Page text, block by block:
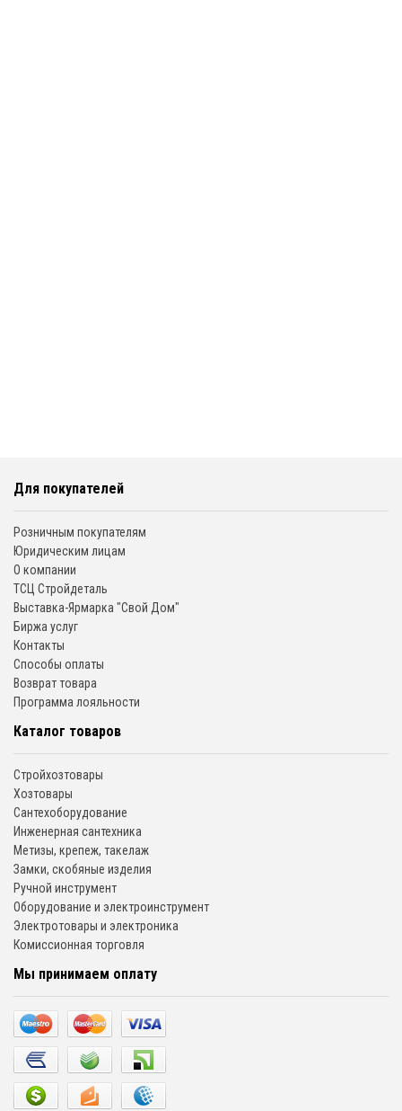
Для покупателей
Розничным покупателям
Юридическим лицам
О компании
ТСЦ Стройдеталь
Выставка-Ярмарка "Свой Дом"
Биржа услуг
Контакты
Способы оплаты
Возврат товара
Программа лояльности
Каталог товаров
Стройхозтовары
Хозтовары
Сантехоборудование
Инженерная сантехника
Метизы, крепеж, такелаж
Замки, скобяные изделия
Ручной инструмент
Оборудование и электроинструмент
Электротовары и электроника
Комиссионная торговля
Мы принимаем оплату